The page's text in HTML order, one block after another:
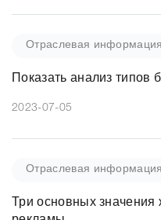
Отраслевая информация
Показать анализ типов
2023-07-05
Отраслевая информация
Три основных значения